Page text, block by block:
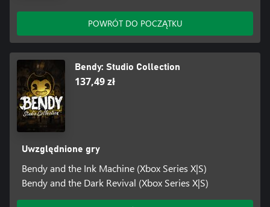
POWRÓT DO POCZĄTKU
Bendy: Studio Collection
137,49 zł
Uwzględnione gry
Bendy and the Ink Machine (Xbox Series X|S)
Bendy and the Dark Revival (Xbox Series X|S)